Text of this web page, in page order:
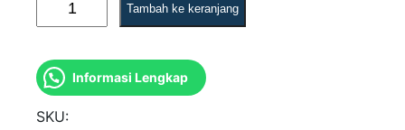
u
a
n
t
Tambah ke keranjang
Informasi Lengkap
SKU: